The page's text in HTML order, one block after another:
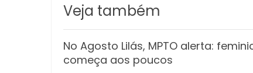
Veja também
No Agosto Lilás, MPTO alerta:
começa aos poucos